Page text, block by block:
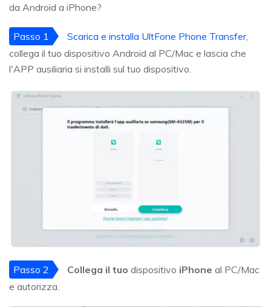
da Android a iPhone?
Passo 1 Scarica e installa UltFone Phone Transfer,
collega il tuo dispositivo Android al PC/Mac e lascia che
l'APP ausiliaria si installi sul tuo dispositivo.
Passo 2 Collega il tuo dispositivo iPhone al PC/Mac
e autorizza.